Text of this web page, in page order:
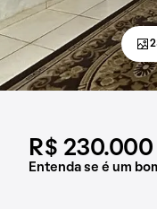
R$ 230.000
Entenda se é um